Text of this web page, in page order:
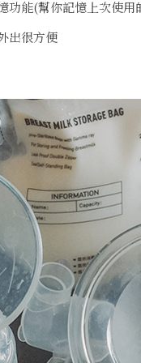
功能(幫你記憶上次使用
出很方便